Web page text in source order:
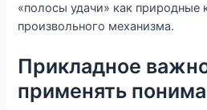
«полосы удачи» как природные
произвольного механизма.
Прикладное
применять